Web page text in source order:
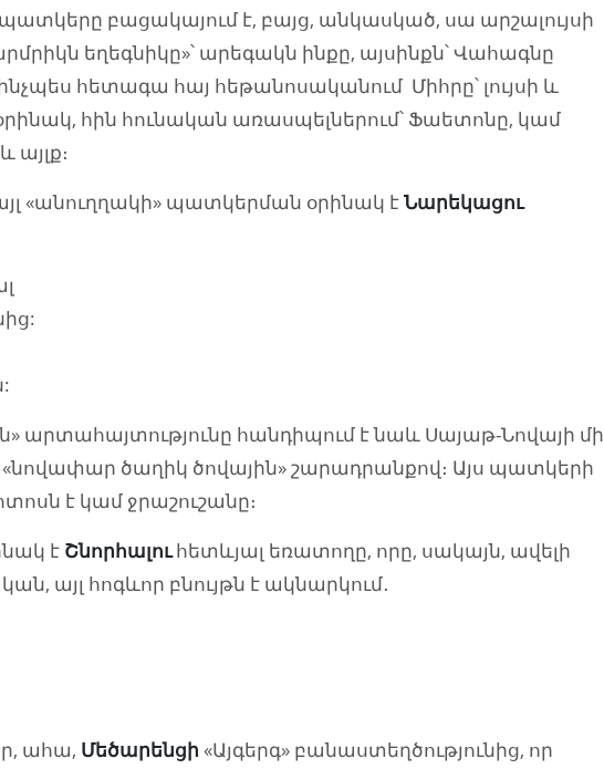
պատկերը բացակայում է, բայց, անկասկած, սա արշալույսի
եղեգնիկը»՝ արեգակն ինքը, այսինքն՝ Վահագնը
հետագա հայ հեթանոսականում Միհրը՝ լույսի և
հին հունական առասպելներում՝ Ֆաետոնը, կամ
այլ «անուղղակի» պատկերման օրինակ էՆարեկացու
արտահայտությունը հանդիպում է նաև Սայաթ-Նովայի մի
«նովափար ծաղիկ ծովային» շարադրանքով։ Այս պատկերի
է կամ ջրաշուշանը։
է Շնորհալուհետևյալ եռատողը, որը, սակայն, ավելի
այլ հոգևոր բնույթն է ակնարկում․
ահա, Մեծարենցի «Այգերգ» բանաստեղծությունից, որ